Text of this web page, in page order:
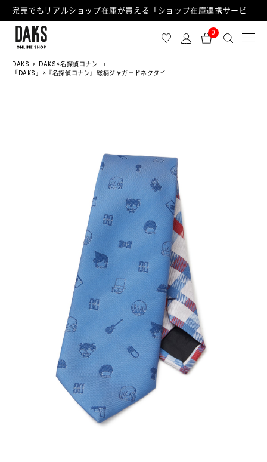
完売でもリアルショップ在庫が買える「ショップ在庫連携サービス」が日中もご利用可能になりました！
0
DAKS
DAKS×名探偵コナン
「DAKS」×『名探偵コナン』総柄ジャガードネクタイ